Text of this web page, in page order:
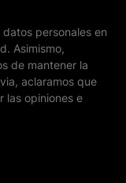
personales en
Asimismo,
de mantener la
aclaramos que
las opiniones e